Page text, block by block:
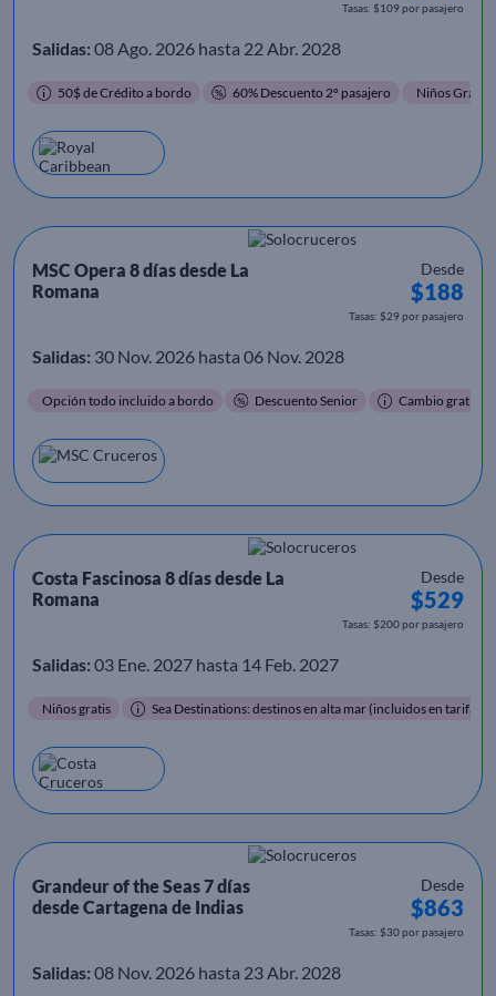
Tasas: $109 por pasajero
Salidas: 08 Ago. 2026 hasta 22 Abr. 2028
50$ de Crédito a bordo 60% Descuento 2º pasajero Niños Gratis
MSC Opera 8 días desde La
Romana
Desde
$188
Tasas: $29 por pasajero
Salidas: 30 Nov. 2026 hasta 06 Nov. 2028
Opción todo incluido a bordo Descuento Senior Cambio gratis
Costa Fascinosa 8 días desde La
Romana
Desde
$529
Tasas: $200 por pasajero
Salidas: 03 Ene. 2027 hasta 14 Feb. 2027
Niños gratis Sea Destinations: destinos en alta mar (incluidos en tarifa)
Grandeur of the Seas 7 días
desde Cartagena de Indias
Desde
$863
Tasas: $30 por pasajero
Salidas: 08 Nov. 2026 hasta 23 Abr. 2028